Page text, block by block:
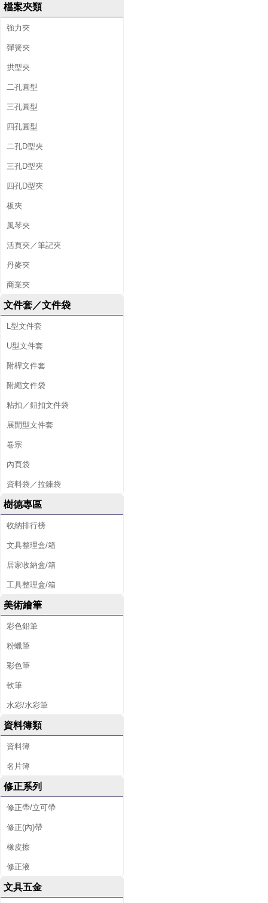
檔案夾類
強力夾
彈簧夾
拱型夾
二孔圓型
三孔圓型
四孔圓型
二孔D型夾
三孔D型夾
四孔D型夾
板夾
風琴夾
活頁夾／筆記夾
丹麥夾
商業夾
文件套／文件袋
L型文件套
U型文件套
附桿文件套
附繩文件袋
粘扣／鈕扣文件袋
展開型文件套
卷宗
內頁袋
資料袋／拉鍊袋
樹德專區
收納排行榜
文具整理盒/箱
居家收納盒/箱
工具整理盒/箱
美術繪筆
彩色鉛筆
粉蠟筆
彩色筆
軟筆
水彩/水彩筆
資料簿類
資料簿
名片簿
修正系列
修正帶/立可帶
修正(內)帶
橡皮擦
修正液
文具五金